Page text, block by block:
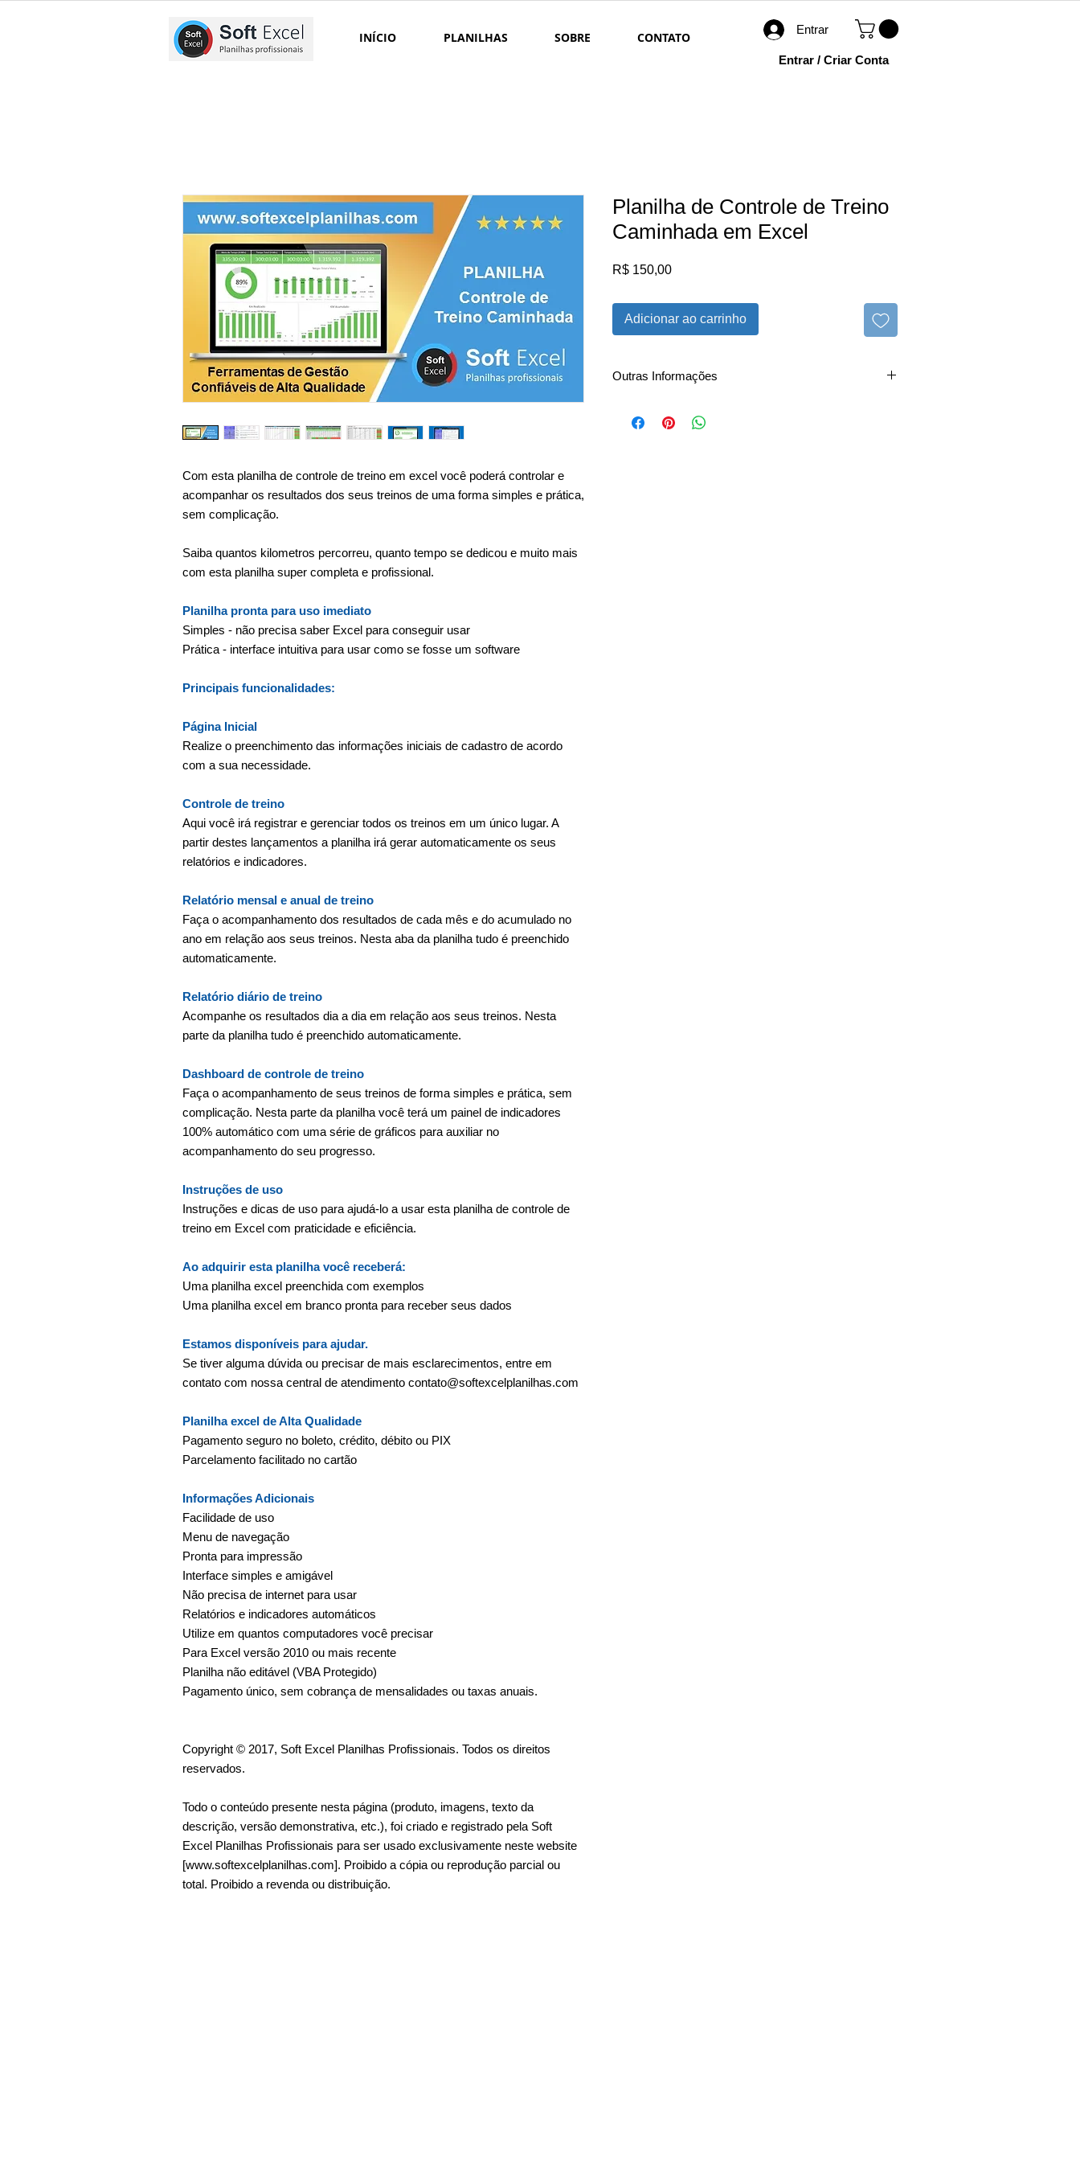
INÍCIO PLANILHAS SOBRE CONTATO
Entrar
Entrar / Criar Conta
Com esta planilha de controle de treino em excel você poderá controlar e
acompanhar os resultados dos seus treinos de uma forma simples e prática,
sem complicação.
Saiba quantos kilometros percorreu, quanto tempo se dedicou e muito mais
com esta planilha super completa e profissional.
Planilha pronta para uso imediato
Simples - não precisa saber Excel para conseguir usar
Prática - interface intuitiva para usar como se fosse um software
Principais funcionalidades:
Página Inicial
Realize o preenchimento das informações iniciais de cadastro de acordo
com a sua necessidade.
Controle de treino
Aqui você irá registrar e gerenciar todos os treinos em um único lugar. A
partir destes lançamentos a planilha irá gerar automaticamente os seus
relatórios e indicadores.
Relatório mensal e anual de treino
Faça o acompanhamento dos resultados de cada mês e do acumulado no
ano em relação aos seus treinos. Nesta aba da planilha tudo é preenchido
automaticamente.
Relatório diário de treino
Acompanhe os resultados dia a dia em relação aos seus treinos. Nesta
parte da planilha tudo é preenchido automaticamente.
Dashboard de controle de treino
Faça o acompanhamento de seus treinos de forma simples e prática, sem
complicação. Nesta parte da planilha você terá um painel de indicadores
100% automático com uma série de gráficos para auxiliar no
acompanhamento do seu progresso.
Instruções de uso
Instruções e dicas de uso para ajudá-lo a usar esta planilha de controle de
treino em Excel com praticidade e eficiência.
Ao adquirir esta planilha você receberá:
Uma planilha excel preenchida com exemplos
Uma planilha excel em branco pronta para receber seus dados
Estamos disponíveis para ajudar.
Se tiver alguma dúvida ou precisar de mais esclarecimentos, entre em
contato com nossa central de atendimento contato@softexcelplanilhas.com
Planilha excel de Alta Qualidade
Pagamento seguro no boleto, crédito, débito ou PIX
Parcelamento facilitado no cartão
Informações Adicionais
Facilidade de uso
Menu de navegação
Pronta para impressão
Interface simples e amigável
Não precisa de internet para usar
Relatórios e indicadores automáticos
Utilize em quantos computadores você precisar
Para Excel versão 2010 ou mais recente
Planilha não editável (VBA Protegido)
Pagamento único, sem cobrança de mensalidades ou taxas anuais.
Copyright © 2017, Soft Excel Planilhas Profissionais. Todos os direitos
reservados.
Todo o conteúdo presente nesta página (produto, imagens, texto da
descrição, versão demonstrativa, etc.), foi criado e registrado pela Soft
Excel Planilhas Profissionais para ser usado exclusivamente neste website
[www.softexcelplanilhas.com]. Proibido a cópia ou reprodução parcial ou
total. Proibido a revenda ou distribuição.
Planilha de Controle de Treino
Caminhada em Excel
R$ 150,00Preço
Adicionar ao carrinho
Outras Informações
Download Imediato